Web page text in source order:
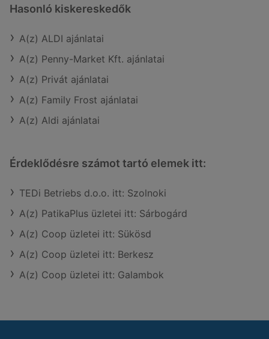
Hasonló kiskereskedők
A(z) ALDI ajánlatai
A(z) Penny-Market Kft. ajánlatai
A(z) Privát ajánlatai
A(z) Family Frost ajánlatai
A(z) Aldi ajánlatai
Érdeklődésre számot tartó elemek itt:
TEDi Betriebs d.o.o. itt: Szolnoki
A(z) PatikaPlus üzletei itt: Sárbogárd
A(z) Coop üzletei itt: Sükösd
A(z) Coop üzletei itt: Berkesz
A(z) Coop üzletei itt: Galambok